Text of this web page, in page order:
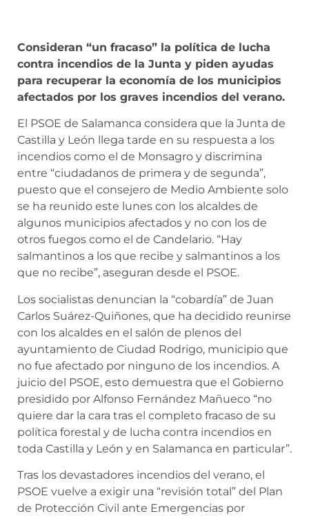
Consideran “un fracaso” la política de lucha
contra incendios de la Junta y piden ayudas
para recuperar la economía de los municipios
afectados por los graves incendios del verano.
El PSOE de Salamanca considera que la Junta de
Castilla y León llega tarde en su respuesta a los
incendios como el de Monsagro y discrimina
entre “ciudadanos de primera y de segunda”,
puesto que el consejero de Medio Ambiente solo
se ha reunido este lunes con los alcaldes de
algunos municipios afectados y no con los de
otros fuegos como el de Candelario. “Hay
salmantinos a los que recibe y salmantinos a los
que no recibe”, aseguran desde el PSOE.
Los socialistas denuncian la “cobardía” de Juan
Carlos Suárez-Quiñones, que ha decidido reunirse
con los alcaldes en el salón de plenos del
ayuntamiento de Ciudad Rodrigo, municipio que
no fue afectado por ninguno de los incendios. A
juicio del PSOE, esto demuestra que el Gobierno
presidido por Alfonso Fernández Mañueco “no
quiere dar la cara tras el completo fracaso de su
política forestal y de lucha contra incendios en
toda Castilla y León y en Salamanca en particular”.
Tras los devastadores incendios del verano, el
PSOE vuelve a exigir una “revisión total” del Plan
de Protección Civil ante Emergencias por